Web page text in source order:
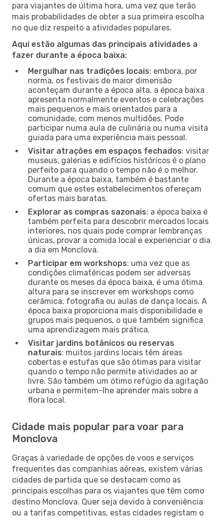
para viajantes de última hora, uma vez que terão
mais probabilidades de obter a sua primeira escolha
no que diz respeito a atividades populares.
Aqui estão algumas das principais atividades a
fazer durante a época baixa:
Mergulhar nas tradições locais: embora, por
norma, os festivais de maior dimensão
aconteçam durante a época alta, a época baixa
apresenta normalmente eventos e celebrações
mais pequenos e mais orientados para a
comunidade, com menos multidões. Pode
participar numa aula de culinária ou numa visita
guiada para uma experiência mais pessoal.
Visitar atrações em espaços fechados: visitar
museus, galerias e edifícios históricos é o plano
perfeito para quando o tempo não é o melhor.
Durante a época baixa, também é bastante
comum que estes estabelecimentos ofereçam
ofertas mais baratas.
Explorar as compras sazonais: a época baixa é
também perfeita para descobrir mercados locais
interiores, nos quais pode comprar lembranças
únicas, provar a comida local e experienciar o dia
a dia em Monclova.
Participar em workshops: uma vez que as
condições climatéricas podem ser adversas
durante os meses da época baixa, é uma ótima
altura para se inscrever em workshops como
cerâmica, fotografia ou aulas de dança locais. A
época baixa proporciona mais disponibilidade e
grupos mais pequenos, o que também significa
uma aprendizagem mais prática.
Visitar jardins botânicos ou reservas
naturais: muitos jardins locais têm áreas
cobertas e estufas que são ótimas para visitar
quando o tempo não permite atividades ao ar
livre. São também um ótimo refúgio da agitação
urbana e permitem-lhe aprender mais sobre a
flora local.
Cidade mais popular para voar para
Monclova
Graças à variedade de opções de voos e serviços
frequentes das companhias aéreas, existem várias
cidades de partida que se destacam como as
principais escolhas para os viajantes que têm como
destino Monclova. Quer seja devido à conveniência
ou a tarifas competitivas, estas cidades registam o